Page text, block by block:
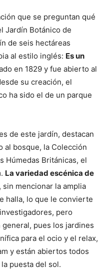
que se preguntan qué
Jardín Botánico de
de seis hectáreas
al estilo inglés: Es un
en 1829 y fue abierto al
su creación, el
ha sido el de un parque
de este jardín, destacan
al bosque, la Colección
Húmedas Británicas, el
La variedad escénica de
, sin mencionar la amplia
halla, lo que le convierte
pero
pues los jardines
para el ocio y el relax,
y están abiertos todos
puesta del sol.